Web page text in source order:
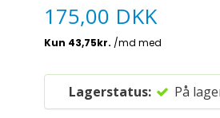
175,00 DKK
Lagerstatus: På